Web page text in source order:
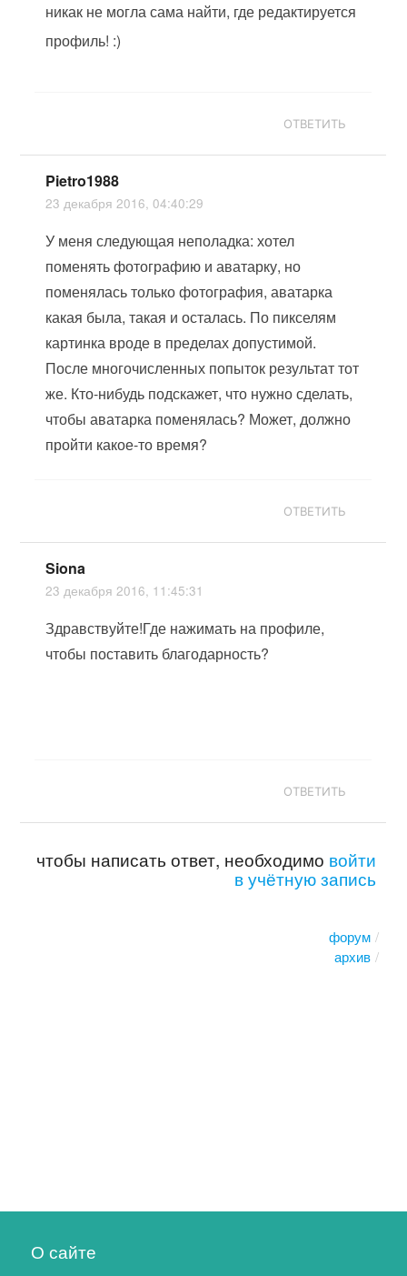
никак не могла сама найти, где редактируется
профиль! :)
ОТВЕТИТЬ
Pietro1988
23 декабря 2016, 04:40:29
У меня следующая неполадка: хотел
поменять фотографию и аватарку, но
поменялась только фотография, аватарка
какая была, такая и осталась. По пикселям
картинка вроде в пределах допустимой.
После многочисленных попыток результат тот
же. Кто-нибудь подскажет, что нужно сделать,
чтобы аватарка поменялась? Может, должно
пройти какое-то время?
ОТВЕТИТЬ
Siona
23 декабря 2016, 11:45:31
Здравствуйте!Где нажимать на профиле,
чтобы поставить благодарность?
ОТВЕТИТЬ
чтобы написать ответ, необходимо войти
в учётную запись
форум
архив
О сайте